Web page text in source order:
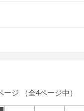
ージ （全4ページ中）